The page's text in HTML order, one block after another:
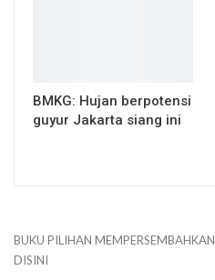
BMKG: Hujan berpotensi
guyur Jakarta siang ini
BUKU PILIHAN MEMPERSEMBAHKAN
DISINI